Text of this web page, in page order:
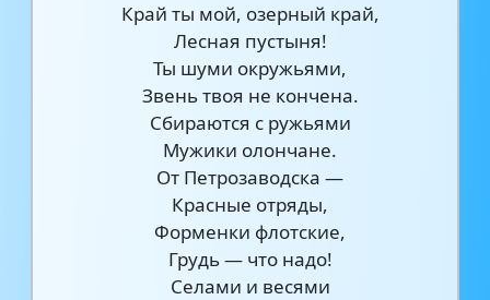
Край ты мой, озерный край,
Лесная пустыня!
Ты шуми окружьями,
Звень твоя не кончена.
Сбираются с ружьями
Мужики олончане.
От Петрозаводска —
Красные отряды,
Форменки флотские,
Грудь — что надо!
Селами и весями